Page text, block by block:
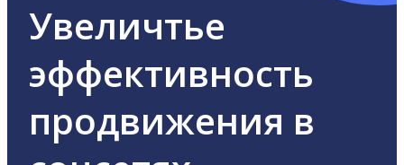
Увеличтье
эффективность
продвижения в